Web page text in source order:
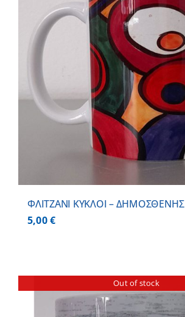
ΦΛΙΤΖΑΝΙ ΚΥΚΛΟΙ – ΔΗΜΟΣΘΕΝΗΣ
5,00€
Out of stock